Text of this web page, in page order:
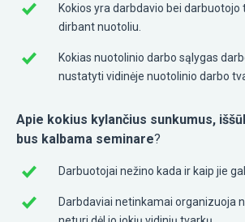
Kokios yra darbdavio bei darbuotojo
dirbant nuotoliu.
Kokias nuotolinio darbo sąlygas
nustatyti vidinėje nuotolinio darbo
Apie kokius kylančius sunkumus,
bus kalbama seminare?
Darbuotojai nežino kada ir kaip jie
Darbdaviai netinkamai organizuoja